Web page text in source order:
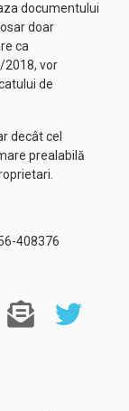
documentului
doar
ca
2018, vor
de
decât cel
prealabilă
408376